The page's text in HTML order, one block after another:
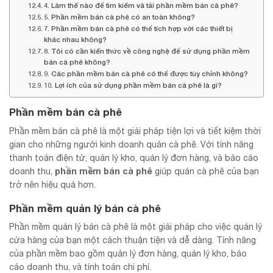
4. Làm thế nào để tìm kiếm và tải phần mềm bán cà phê?
5. Phần mềm bán cà phê có an toàn không?
7. Phần mềm bán cà phê có thể tích hợp với các thiết bị
khác nhau không?
8. Tôi có cần kiến thức về công nghệ để sử dụng phần mềm
bán cà phê không?
9. Các phần mềm bán cà phê có thể được tùy chỉnh không?
10. Lợi ích của sử dụng phần mềm bán cà phê là gì?
Phần mềm bán cà phê
Phần mềm bán cà phê là một giải pháp tiện lợi và tiết kiệm thời
gian cho những người kinh doanh quán cà phê. Với tính năng
thanh toán điện tử, quản lý kho, quản lý đơn hàng, và báo cáo
doanh thu, phần mềm bán cà phê giúp quán cà phê của bạn
trở nên hiệu quả hơn.
Phần mềm quản lý bán cà phê
Phần mềm quản lý bán cà phê là một giải pháp cho việc quản lý
cửa hàng của bạn một cách thuận tiện và dễ dàng. Tính năng
của phần mềm bao gồm quản lý đơn hàng, quản lý kho, báo
cáo doanh thu, và tính toán chi phí.